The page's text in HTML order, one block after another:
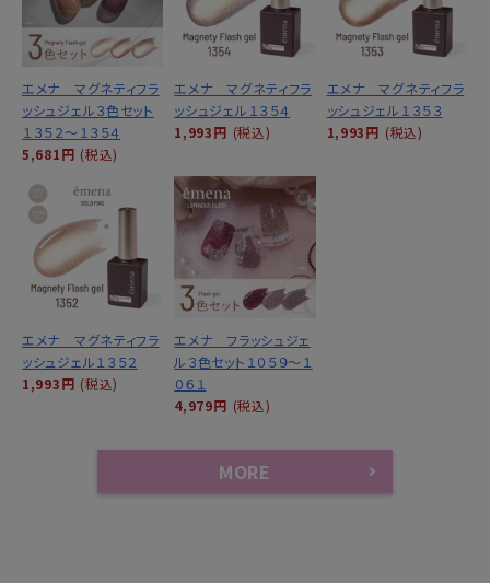
エメナ マグネティフラ
ッシュジェル３色セット
１３５２～１３５４
5,681円 (税込)
エメナ マグネティフラ
ッシュジェル１３５４
1,993円 (税込)
エメナ マグネティフラ
ッシュジェル１３５３
1,993円 (税込)
エメナ マグネティフラ
ッシュジェル１３５２
1,993円 (税込)
エメナ フラッシュジェ
ル３色セット１０５９～１
０６１
4,979円 (税込)
MORE